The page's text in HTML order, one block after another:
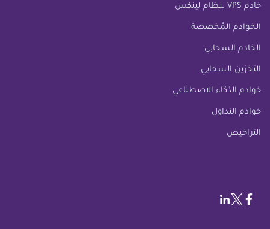
خادم VPS لنظام لينكس
الخوادم المُخصصة
الخادم السحابي
التخزين السحابي
خوادم الذكاء الاصطناعي
خوادم التداول
التراخيص